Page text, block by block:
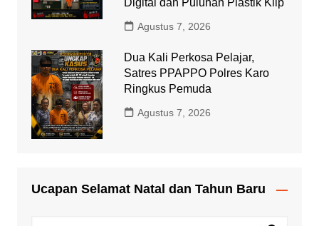
Digital dan Puluhan Plastik Klip
Agustus 7, 2026
Dua Kali Perkosa Pelajar,
Satres PPAPPO Polres Karo
Ringkus Pemuda
Agustus 7, 2026
Ucapan Selamat Natal dan Tahun Baru